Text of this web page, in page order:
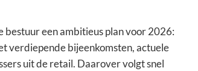
een ambitieus plan voor 2026:
verdiepende bijeenkomsten, actuele
uit de retail. Daarover volgt snel